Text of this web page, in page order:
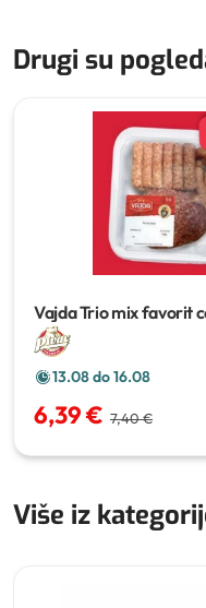
Drugi su
Vajda Trio mix favorit
13.08 do 16.08
6,39 € 7,40 €
Više iz